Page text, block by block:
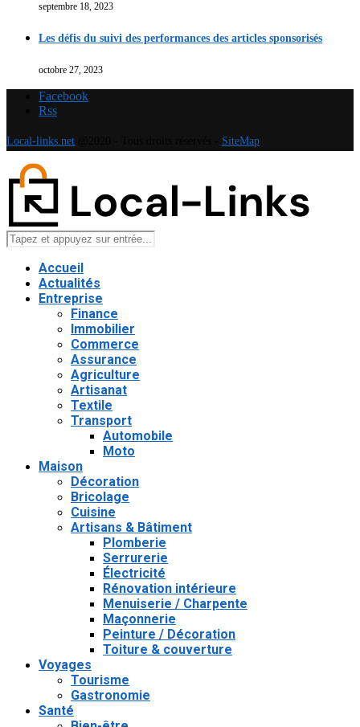
septembre 18, 2023
Les défis du suivi des performances des articles sponsorisés
octobre 27, 2023
Facebook
Rss
Local-links.net SiteMap
Accueil
Actualités
Entreprise
Finance
Immobilier
Commerce
Assurance
Agriculture
Artisanat
Textile
Transport
Automobile
Moto
Maison
Décoration
Bricolage
Cuisine
Artisans & Bâtiment
Plomberie
Serrurerie
Électricité
Rénovation intérieure
Menuiserie / Charpente
Maçonnerie
Peinture / Décoration
Toiture & couverture
Voyages
Tourisme
Gastronomie
Santé